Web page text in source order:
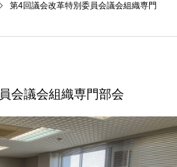
第4回議会改革特別委員会議会組織専門
会議会組織専門部会